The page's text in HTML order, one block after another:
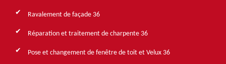
Ravalement de façade 36
Réparation et traitement de charpente 36
Pose et changement de fenêtre de toit et Velux 36